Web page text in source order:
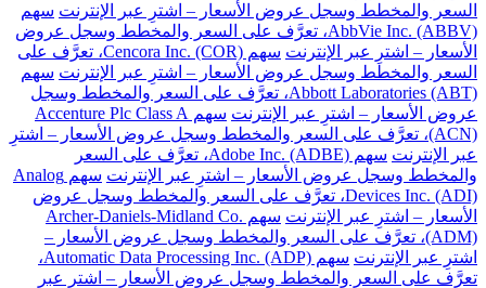
السعر والمخطط وسجل عروض الأسعار – اشترِ عبر الإنترنت سهم
AbbVie Inc. (ABBV)، تعرَّف على السعر والمخطط وسجل عروض
الأسعار – اشترِ عبر الإنترنت
سهم Cencora Inc. (COR)، تعرَّف على
السعر والمخطط وسجل عروض الأسعار – اشترِ عبر الإنترنت سهم
Abbott Laboratories (ABT)، تعرَّف على السعر والمخطط وسجل
عروض الأسعار – اشترِ عبر الإنترنت
سهم Accenture Plc Class A
(ACN)، تعرَّف على السعر والمخطط وسجل عروض الأسعار – اشترِ
عبر الإنترنت
سهم Adobe Inc. (ADBE)، تعرَّف على السعر
والمخطط وسجل عروض الأسعار – اشترِ عبر الإنترنت
سهم Analog
Devices Inc. (ADI)، تعرَّف على السعر والمخطط وسجل عروض
الأسعار – اشترِ عبر الإنترنت
سهم Archer-Daniels-Midland Co.
(ADM)، تعرَّف على السعر والمخطط وسجل عروض الأسعار –
اشترِ عبر الإنترنت
سهم Automatic Data Processing Inc. (ADP)،
تعرَّف على السعر والمخطط وسجل عروض الأسعار – اشترِ عبر